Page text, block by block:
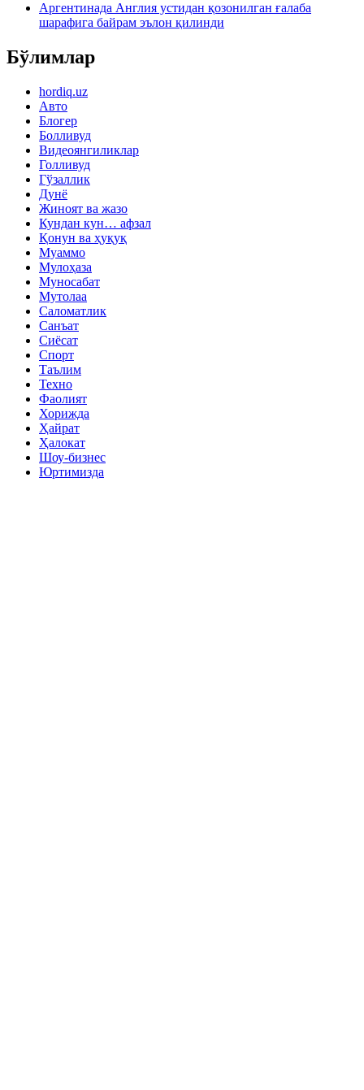
Аргентинада Англия устидан қозонилган ғалаба
шарафига байрам эълон қилинди
Бўлимлар
hordiq.uz
Авто
Блогер
Болливуд
Видеоянгиликлар
Голливуд
Гўзаллик
Дунё
Жиноят ва жазо
Кундан кун… афзал
Қонун ва ҳуқуқ
Муаммо
Мулоҳаза
Муносабат
Мутолаа
Саломатлик
Санъат
Сиёсат
Спорт
Таълим
Техно
Фаолият
Хорижда
Ҳайрат
Ҳалокат
Шоу-бизнес
Юртимизда